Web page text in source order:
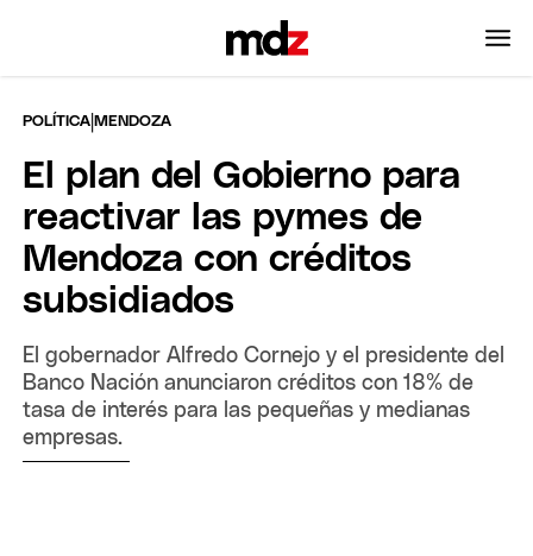
POLÍTICA |MENDOZA
El plan del Gobierno para
reactivar las pymes de
Mendoza con créditos
subsidiados
El gobernador Alfredo Cornejo y el presidente del
Banco Nación anunciaron créditos con 18% de
tasa de interés para las pequeñas y medianas
empresas.